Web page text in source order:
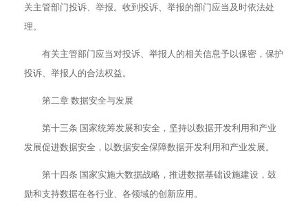
关主管部门投诉、举报。收到投诉、举报的部门应当及时依法处
理。
有关主管部门应当对投诉、举报人的相关信息予以保密，保护
投诉、举报人的合法权益。
第二章 数据安全与发展
第十三条 国家统筹发展和安全，坚持以数据开发利用和产业
发展促进数据安全，以数据安全保障数据开发利用和产业发展。
第十四条 国家实施大数据战略，推进数据基础设施建设，鼓
励和支持数据在各行业、各领域的创新应用。